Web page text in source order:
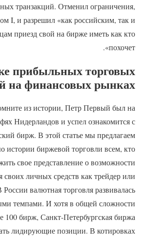
транзакций. Отменил ограничения,
I, и разрешил «как российским, так и
приезд свой на бирже иметь как кто
похочет».
прибыльных торговых
на финансовых рынках?
из истории, Петр Первый был на
Нидерландов и успел ознакомится с
бирж. В этой статье мы предлагаем
истории биржевой торговли всем, кто
свое представление о возможности
личных средств как трейдер или
валютная торговля развивалась
темпами. И хотя в общей сложности
100 бирж, Санкт-Петербургская биржа
лидирующие позиции. В котировках